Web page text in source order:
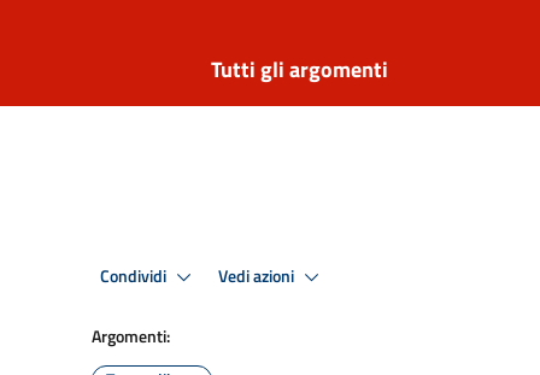
Tutti gli argomenti
Condividi Vedi azioni
Argomenti: